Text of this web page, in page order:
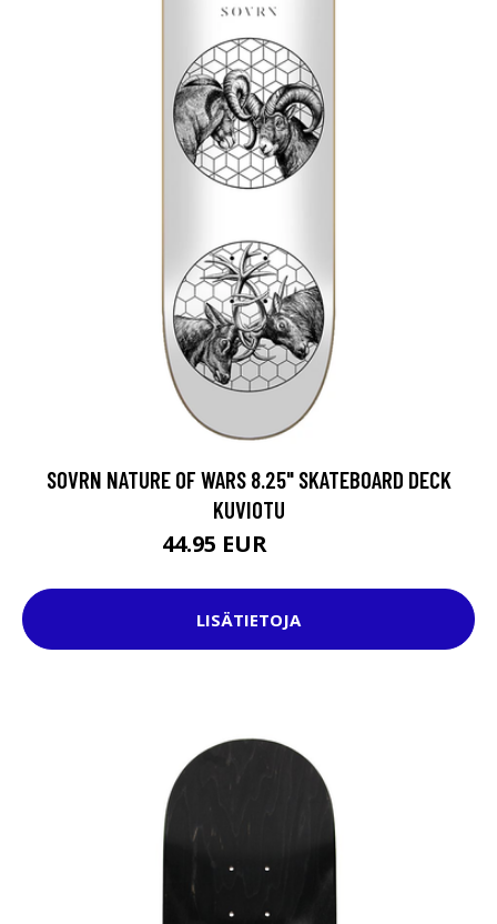
SOVRN NATURE OF WARS 8.25" SKATEBOARD DECK
KUVIOTU
44.95 EUR
LISÄTIETOJA